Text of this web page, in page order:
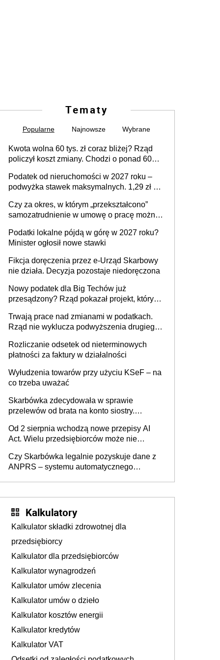
Tematy
Popularne Najnowsze Wybrane
Kwota wolna 60 tys. zł coraz bliżej? Rząd
policzył koszt zmiany. Chodzi o ponad 60
Podatek od nieruchomości w 2027 roku –
podwyżka stawek maksymalnych. 1,29 zł za
budynków i lokali związanych z
prowadzeniem działalności gospodarczej
Czy za okres, w którym „przekształcono”
samozatrudnienie w umowę o pracę można
umowy cywilnoprawnej jedynym
racjonalnym wyjściem
Podatki lokalne pójdą w górę w 2027 roku?
Minister ogłosił nowe stawki
Fikcja doręczenia przez e-Urząd Skarbowy
nie działa. Decyzja pozostaje niedoręczona
Nowy podatek dla Big Techów już
przesądzony? Rząd pokazał projekt, który
Trwają prace nad zmianami w podatkach.
Rząd nie wyklucza podwyższenia drugiego
Rozliczanie odsetek od nieterminowych
płatności za faktury w działalności
Wyłudzenia towarów przy użyciu KSeF – na
co trzeba uważać
Skarbówka zdecydowała w sprawie
przelewów od brata na konto siostry.
darowizna, ale podatku jednak nie będzie
Od 2 sierpnia wchodzą nowe przepisy AI
Act. Wielu przedsiębiorców może nie
Czy Skarbówka legalnie pozyskuje dane z
ANPRS – systemu automatycznego
Kalkulatory
Kalkulator składki zdrowotnej dla
przedsiębiorcy
Kalkulator dla przedsiębiorców
Kalkulator wynagrodzeń
Kalkulator umów zlecenia
Kalkulator umów o dzieło
Kalkulator kosztów energii
Kalkulator kredytów
Kalkulator VAT